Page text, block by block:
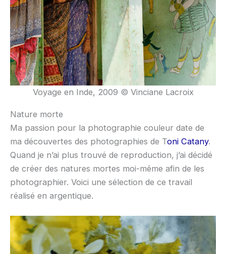
Voyage en Inde, 2009 © Vinciane Lacroix
Nature morte
Ma passion pour la photographie couleur date de
ma découvertes des photographies de Toni Catany.
Quand je n’ai plus trouvé de reproduction, j’ai décidé
de créer des natures mortes moi-même afin de les
photographier. Voici une sélection de ce travail
réalisé en argentique.